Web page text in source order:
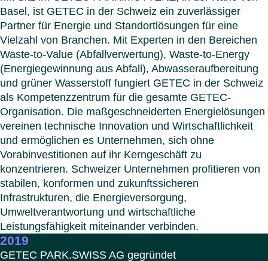
Menü
Italien
Polen
Basel, ist GETEC in der Schweiz ein zuverlässiger
Partner für Energie und Standortlösungen für eine
Vielzahl von Branchen. Mit Experten in den Bereichen
Waste-to-Value (Abfallverwertung), Waste-to-Energy
(Energiegewinnung aus Abfall), Abwasseraufbereitung
und grüner Wasserstoff fungiert GETEC in der Schweiz
als Kompetenzzentrum für die gesamte GETEC-
Organisation. Die maßgeschneiderten Energielösungen
vereinen technische Innovation und Wirtschaftlichkeit
und ermöglichen es Unternehmen, sich ohne
Vorabinvestitionen auf ihr Kerngeschäft zu
konzentrieren. Schweizer Unternehmen profitieren von
stabilen, konformen und zukunftssicheren
Infrastrukturen, die Energieversorgung,
Umweltverantwortung und wirtschaftliche
Leistungsfähigkeit miteinander verbinden.
2019
GETEC PARK.SWISS AG gegründet